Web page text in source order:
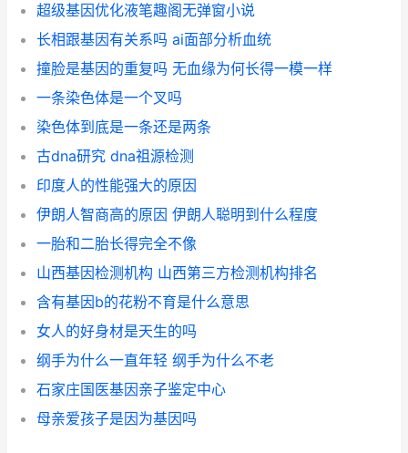
超级基因优化液笔趣阁无弹窗小说
长相跟基因有关系吗 ai面部分析血统
撞脸是基因的重复吗 无血缘为何长得一模一样
一条染色体是一个叉吗
染色体到底是一条还是两条
古dna研究 dna祖源检测
印度人的性能强大的原因
伊朗人智商高的原因 伊朗人聪明到什么程度
一胎和二胎长得完全不像
山西基因检测机构 山西第三方检测机构排名
含有基因b的花粉不育是什么意思
女人的好身材是天生的吗
纲手为什么一直年轻 纲手为什么不老
石家庄国医基因亲子鉴定中心
母亲爱孩子是因为基因吗